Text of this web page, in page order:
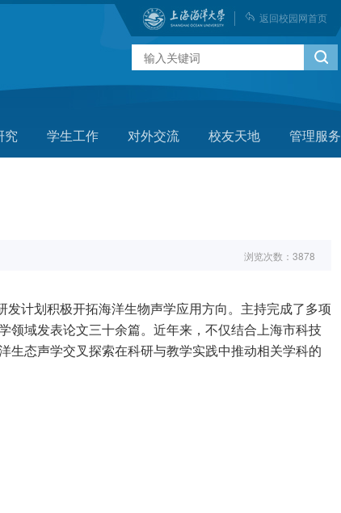
返回校园网首页
究 学生工作 对外交流 校友天地 管理服务
浏览次数： 3878
发计划积极开拓海洋生物声学应用方向。主持完成了多项
领域发表论文三十余篇。近年来，不仅结合上海市科技
生态声学交叉探索在科研与教学实践中推动相关学科的